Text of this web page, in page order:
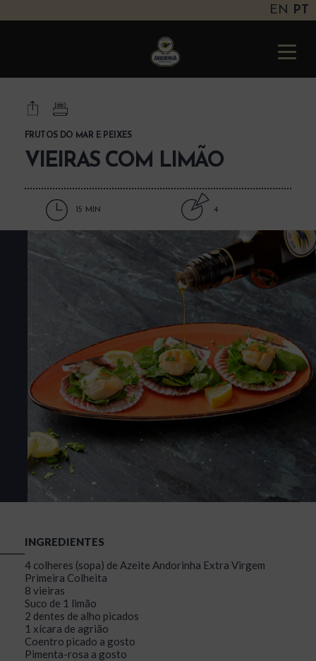
EN PT
Andorinha
Portugal
FRUTOS DO MAR E PEIXES
VIEIRAS COM LIMÃO
15 MIN 4
INGREDIENTES
4 colheres (sopa) de Azeite Andorinha Extra Virgem
Primeira Colheita
8 vieiras
Suco de 1 limão
2 dentes de alho picados
1 xícara de agrião
Coentro picado a gosto
Pimenta-rosa a gosto